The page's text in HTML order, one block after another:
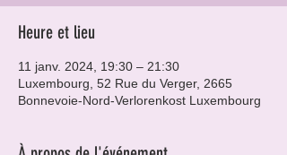
Heure et lieu
11 janv. 2024, 19:30 – 21:30
Luxembourg, 52 Rue du Verger, 2665
Bonnevoie-Nord-Verlorenkost Luxembourg